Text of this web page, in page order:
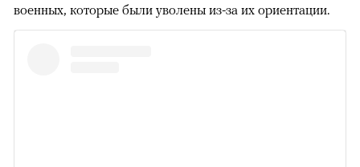
военных, которые были уволены из-за их ориентации.